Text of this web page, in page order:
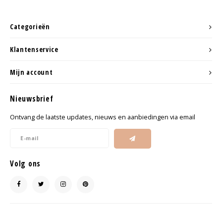
Categorieën
Klantenservice
Mijn account
Nieuwsbrief
Ontvang de laatste updates, nieuws en aanbiedingen via email
Volg ons